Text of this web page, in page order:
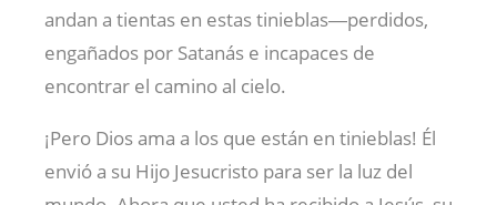
andan a tientas en estas tinieblas―perdidos,
engañados por Satanás e incapaces de
encontrar el camino al cielo.
¡Pero Dios ama a los que están en tinieblas! Él
envió a su Hijo Jesucristo para ser la luz del